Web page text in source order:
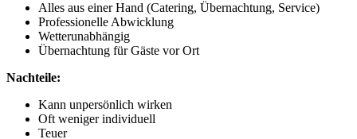
Alles aus einer Hand (Catering, Übernachtung, Service)
Professionelle Abwicklung
Wetterunabhängig
Übernachtung für Gäste vor Ort
Nachteile:
Kann unpersönlich wirken
Oft weniger individuell
Teuer